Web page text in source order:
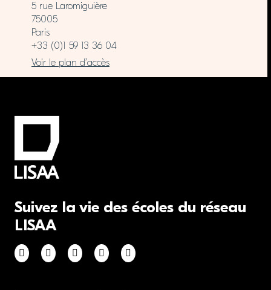
5 rue Laromiguière
75005
Paris
+33 (0)1 59 13 36 04
Voir le plan d’accès
Suivez la vie des écoles du réseau
LISAA